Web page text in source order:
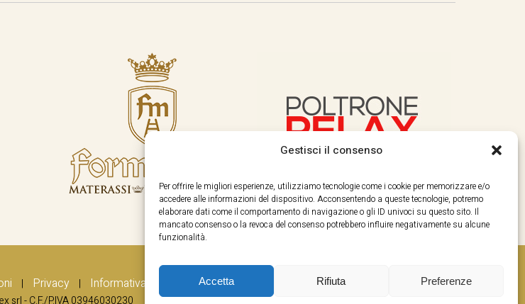
Gestisci il consenso
Per offrire le migliori esperienze, utilizziamo tecnologie come i cookie per memorizzare e/o
accedere alle informazioni del dispositivo. Acconsentendo a queste tecnologie, potremo
elaborare dati come il comportamento di navigazione o gli ID univoci su questo sito. Il
mancato consenso o la revoca del consenso potrebbero influire negativamente su alcune
funzionalità.
Accetta Rifiuta Preferenze
| Privacy | Informativa Cookie
srl - C.F./P.IVA 03946030230